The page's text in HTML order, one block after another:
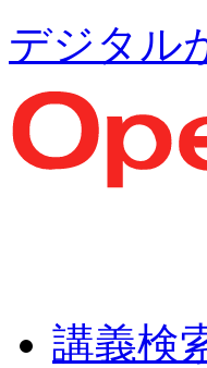
デジタル
講義検